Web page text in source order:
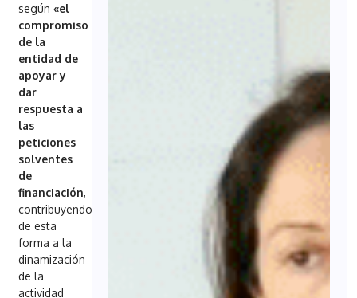
según«el
compromiso
de la
entidad de
apoyar y
dar
respuesta a
las
peticiones
solventes
de
financiación,
contribuyendo
de esta
forma a la
dinamización
de la
actividad